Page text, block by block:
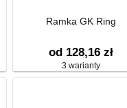
Ramka GK Ring
od 128,16 zł
3 warianty